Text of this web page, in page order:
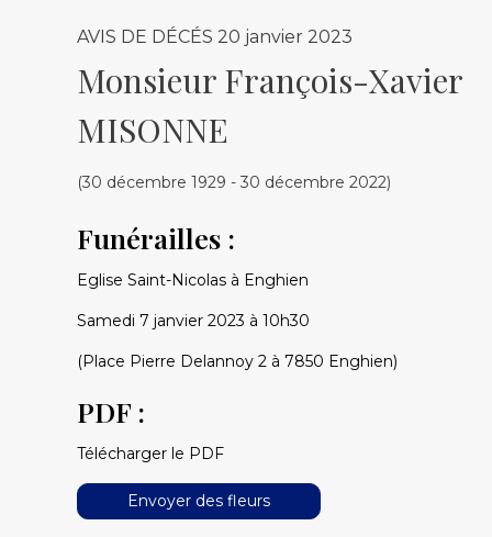
AVIS DE DÉCÉS 20 janvier 2023
Monsieur François-Xavier
MISONNE
(30 décembre 1929 - 30 décembre 2022)
Funérailles :
Eglise Saint-Nicolas à Enghien
Samedi 7 janvier 2023 à 10h30
(Place Pierre Delannoy 2 à 7850 Enghien)
PDF :
Télécharger le PDF
Envoyer des fleurs